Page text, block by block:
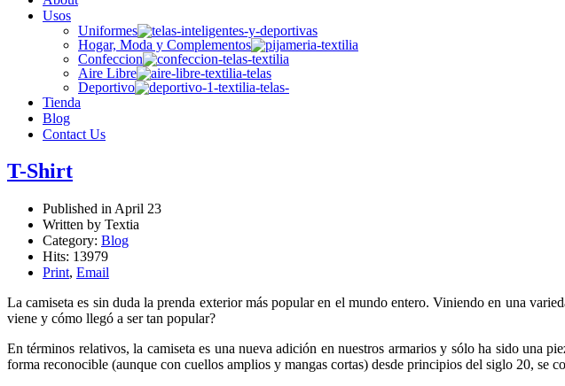
Usos
Uniformes
Hogar, Moda y Complementos
Confeccion
Aire Libre
Deportivo
Tienda
Blog
Contact Us
T-Shirt
Published in April 23
Written by Textia
Category: Blog
Hits: 13979
Print, Email
La camiseta es sin duda la prenda exterior más popular en el mundo entero. Viniendo en una
viene y cómo llegó a ser tan popular?
En términos relativos, la camiseta es una nueva adición en nuestros armarios y sólo ha sido una
forma reconocible (aunque con cuellos amplios y mangas cortas) desde principios del siglo 20, se